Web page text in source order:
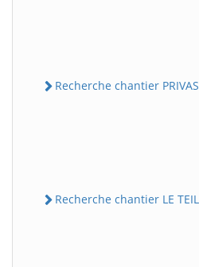
Recherche chantier PRIVAS
Recherche chantier LE TEIL